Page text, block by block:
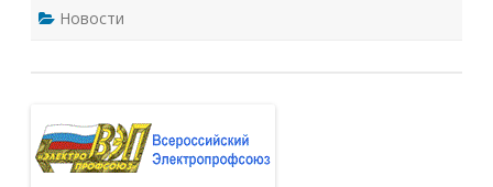
Новости